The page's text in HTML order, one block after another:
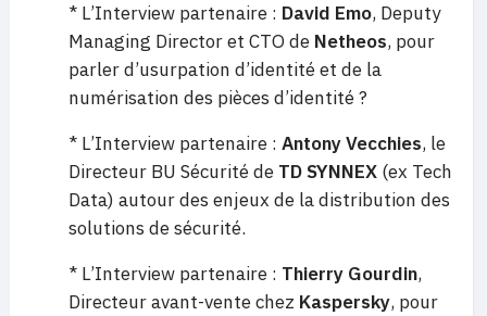
* L’Interview partenaire : David Emo, Deputy
Managing Director et CTO de Netheos, pour
parler d’usurpation d’identité et de la
numérisation des pièces d’identité ?
* L’Interview partenaire : Antony Vecchies, le
Directeur BU Sécurité de TD SYNNEX (ex Tech
Data) autour des enjeux de la distribution des
solutions de sécurité.
* L’Interview partenaire : Thierry Gourdin,
Directeur avant-vente chez Kaspersky, pour